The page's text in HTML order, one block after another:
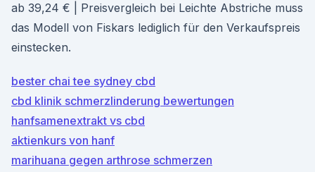
ab 39,24 € | Preisvergleich bei Leichte Abstriche muss
das Modell von Fiskars lediglich für den Verkaufspreis
einstecken.
bester chai tee sydney cbd
cbd klinik schmerzlinderung bewertungen
hanfsamenextrakt vs cbd
aktienkurs von hanf
marihuana gegen arthrose schmerzen